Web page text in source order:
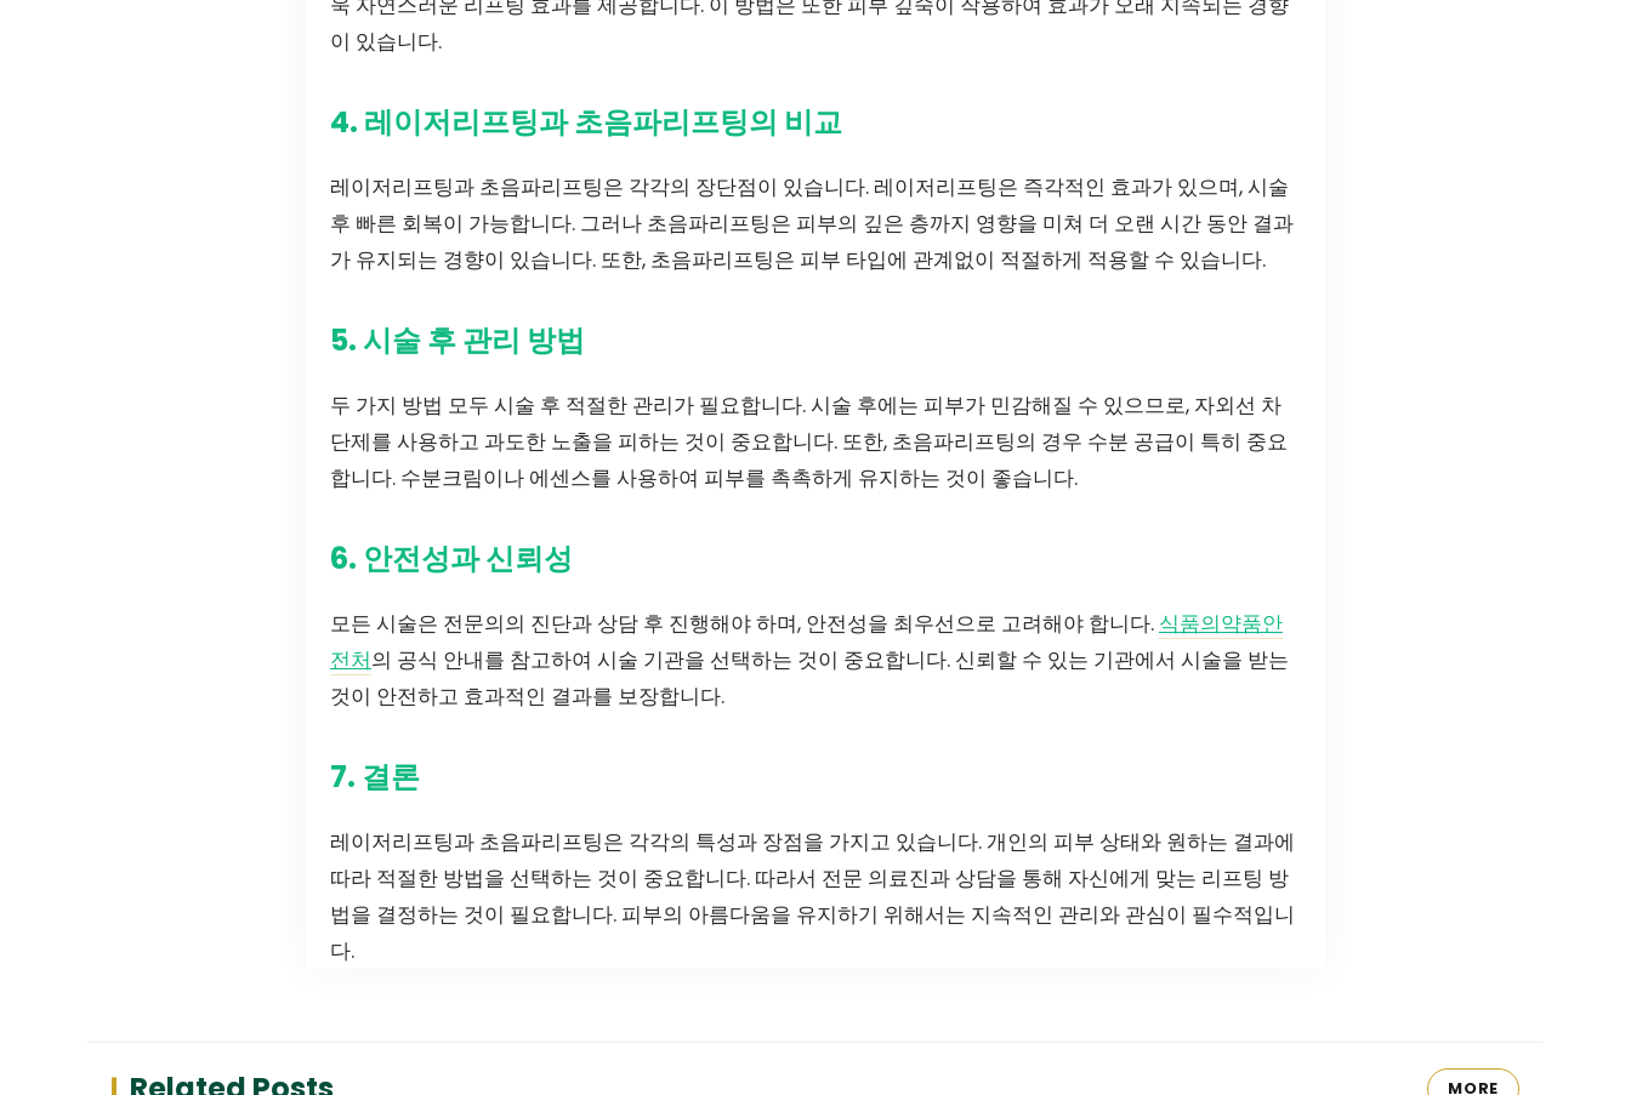
이 있습니다.
4. 레이저리프팅과 초음파리프팅의 비교
레이저리프팅과 초음파리프팅은 각각의 장단점이 있습니다. 레이저리프팅은 즉각적인 효과가 있으며, 시술
후 빠른 회복이 가능합니다. 그러나 초음파리프팅은 피부의 깊은 층까지 영향을 미쳐 더 오랜 시간 동안 결과
가 유지되는 경향이 있습니다. 또한, 초음파리프팅은 피부 타입에 관계없이 적절하게 적용할 수 있습니다.
5. 시술 후 관리 방법
두 가지 방법 모두 시술 후 적절한 관리가 필요합니다. 시술 후에는 피부가 민감해질 수 있으므로, 자외선 차
단제를 사용하고 과도한 노출을 피하는 것이 중요합니다. 또한, 초음파리프팅의 경우 수분 공급이 특히 중요
합니다. 수분크림이나 에센스를 사용하여 피부를 촉촉하게 유지하는 것이 좋습니다.
6. 안전성과 신뢰성
모든 시술은 전문의의 진단과 상담 후 진행해야 하며, 안전성을 최우선으로 고려해야 합니다. 식품의약품안
전처의 공식 안내를 참고하여 시술 기관을 선택하는 것이 중요합니다. 신뢰할 수 있는 기관에서 시술을 받는
것이 안전하고 효과적인 결과를 보장합니다.
7. 결론
레이저리프팅과 초음파리프팅은 각각의 특성과 장점을 가지고 있습니다. 개인의 피부 상태와 원하는 결과에
따라 적절한 방법을 선택하는 것이 중요합니다. 따라서 전문 의료진과 상담을 통해 자신에게 맞는 리프팅 방
법을 결정하는 것이 필요합니다. 피부의 아름다움을 유지하기 위해서는 지속적인 관리와 관심이 필수적입니
다.
MORE